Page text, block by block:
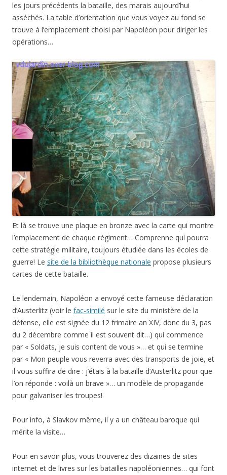
les jours précédents la bataille, des marais aujourd’hui
asséchés. La table d’orientation que vous voyez au fond se
trouve à l’emplacement choisi par Napoléon pour diriger les
opérations…
Et là se trouve une plaque en bronze avec la carte qui montre
l’emplacement de chaque régiment… Comprenne qui pourra
cette stratégie militaire, toujours étudiée dans les écoles de
guerre! Le site de la bibliothèque nationale propose plusieurs
cartes de cette bataille.
Le lendemain, Napoléon a envoyé cette fameuse déclaration
d’Austerlitz (voir le fac-similé sur le site du ministère de la
défense, elle est signée du 12 frimaire an XIV, donc du 3, pas
du 2 décembre comme il est souvent dit…) qui commence
par « Soldats, je suis content de vous »… et qui se termine
par « Mon peuple vous reverra avec des transports de joie, et
il vous suffira de dire : j’étais à la bataille d’Austerlitz pour que
l’on réponde : voilà un brave »… un modèle de propagande
pour galvaniser les troupes!
Pour info, à Slavkov même, il y a un château baroque qui
mérite la visite…
Pour en savoir plus, vous trouverez des dizaines de sites
internet et de livres sur les batailles napoléoniennes… qui font